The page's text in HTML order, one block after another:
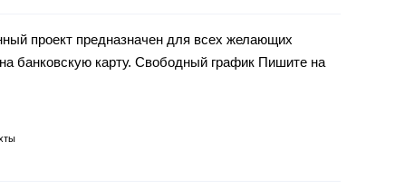
проект предназначен для всех желающих
банковскую карту. Свободный график Пишите на